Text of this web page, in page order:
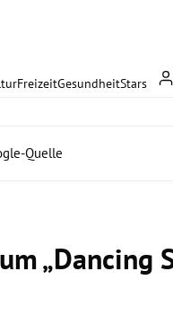
FreizeitGesundheitStars
Quelle
„Dancing